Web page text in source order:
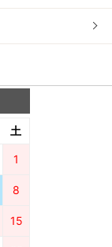
土
1
8
15